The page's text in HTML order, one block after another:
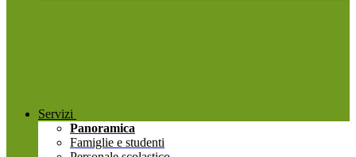
Servizi
Panoramica
Famiglie e studenti